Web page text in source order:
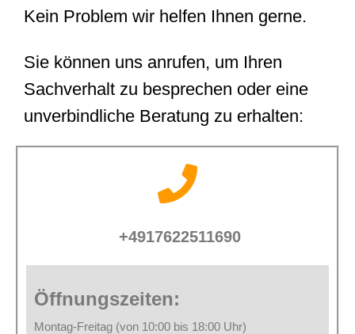
Kein Problem wir helfen Ihnen gerne.
Sie können uns anrufen, um Ihren
Sachverhalt zu besprechen oder eine
unverbindliche Beratung zu erhalten:
+4917622511690
Öffnungszeiten:
Montag-Freitag (von 10:00 bis 18:00 Uhr)